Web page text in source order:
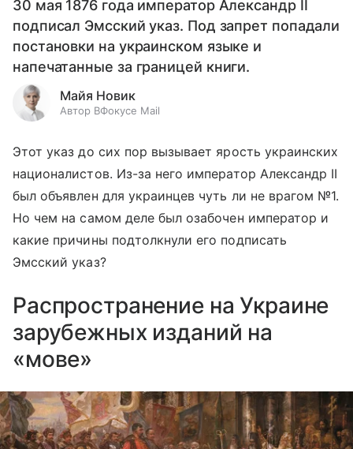
30 мая 1876 года император Александр II
подписал Эмсский указ. Под запрет попадали
постановки на украинском языке и
напечатанные за границей книги.
Майя Новик
Автор ВФокусе Mail
Этот указ до сих пор вызывает ярость украинских
националистов. Из-за него император Александр II
был объявлен для украинцев чуть ли не врагом №1.
Но чем на самом деле был озабочен император и
какие причины подтолкнули его подписать
Эмсский указ?
Распространение на Украине
зарубежных изданий на
«мове»